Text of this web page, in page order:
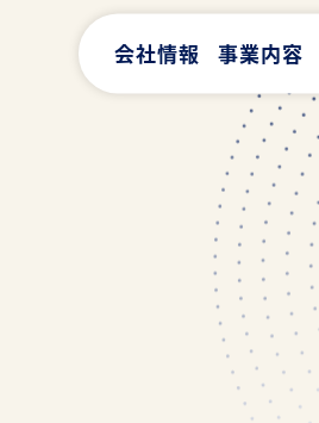
会社情報 事業内容